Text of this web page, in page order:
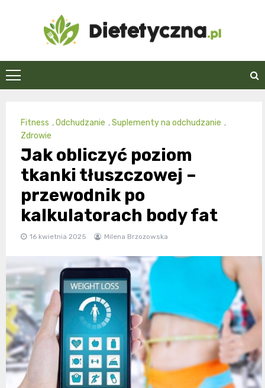
Dietetyczna.pl
Fitness ,Odchudzanie ,Suplementy na odchudzanie ,
Zdrowie
Jak obliczyć poziom
tkanki tłuszczowej –
przewodnik po
kalkulatorach body fat
16 kwietnia 2025 Milena Brzozowska